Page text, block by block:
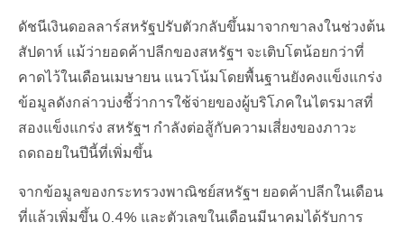
ดัชนีเงินดอลลาร์สหรัฐปรับตัวกลับขึ้นมาจากขาลงในช่วงต้น
สัปดาห์ แม้ว่ายอดค้าปลีกของสหรัฐฯ จะเติบโตน้อยกว่าที่
คาดไว้ในเดือนเมษายน แนวโน้มโดยพื้นฐานยังคงแข็งแกร่ง
ข้อมูลดังกล่าวบ่งชี้ว่าการใช้จ่ายของผู้บริโภคในไตรมาสที่
สองแข็งแกร่ง สหรัฐฯ กำลังต่อสู้กับความเสี่ยงของภาวะ
ถดถอยในปีนี้ที่เพิ่มขึ้น
จากข้อมูลของกระทรวงพาณิชย์สหรัฐฯ ยอดค้าปลีกในเดือน
ที่แล้วเพิ่มขึ้น 0.4% และตัวเลขในเดือนมีนาคมได้รับการ